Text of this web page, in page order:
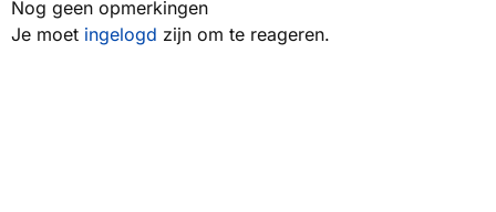
Nog geen opmerkingen
Je moet ingelogd zijn om te reageren.